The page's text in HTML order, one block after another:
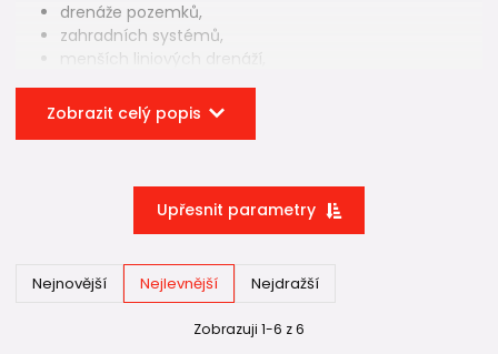
drenáže pozemků,
zahradních systémů,
menších liniových drenáží,
Jsou vhodné pro kombinaci běžných drenážních systémů,
například:
Korudrain,
klasické PVC drenáže.
Umožňují rychlé řešení bez nutnosti řešit každou dimenzi
samostatně.
Zobrazit celý popis
Upřesnit parametry
Nejnovější Nejlevnější Nejdražší
Zobrazuji 1-6 z 6